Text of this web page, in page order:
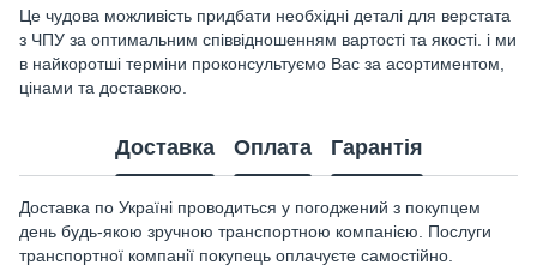
Це чудова можливість придбати необхідні деталі для верстата
з ЧПУ за оптимальним співвідношенням вартості та якості. і ми
в найкоротші терміни проконсультуємо Вас за асортиментом,
цінами та доставкою.
Доставка Оплата Гарантія
Доставка по Україні проводиться у погоджений з покупцем
день будь-якою зручною транспортною компанією. Послуги
транспортної компанії покупець оплачуєте самостійно.